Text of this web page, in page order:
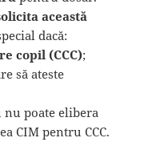
această
dacă:
copil (CCC);
să ateste
poate elibera
CIM pentru CCC.